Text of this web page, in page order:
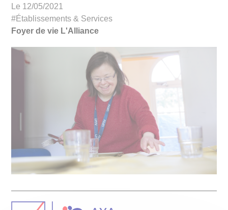
Le 12/05/2021
#Établissements & Services
Foyer de vie L'Alliance